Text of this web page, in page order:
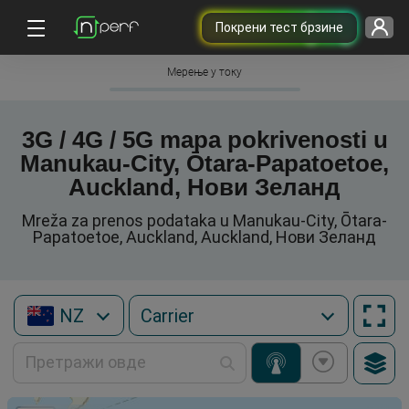
Покрени тест брзине
Мерење у току
3G / 4G / 5G mapa pokrivenosti u
Manukau-City, Ōtara-Papatoetoe,
Auckland, Нови Зеланд
Mreža za prenos podataka u Manukau-City, Ōtara-
Papatoetoe, Auckland, Auckland, Нови Зеланд
NZ